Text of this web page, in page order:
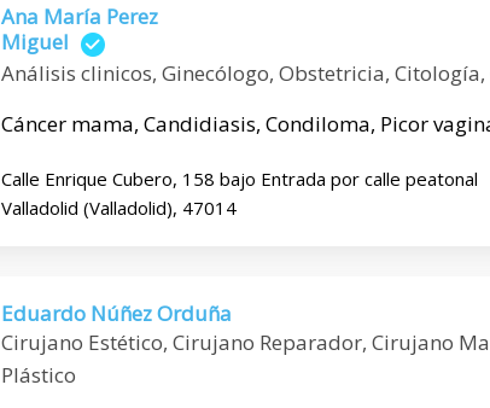
Ana María Perez
Miguel
Análisis clinicos, Ginecólogo, Obstetricia,
Cáncer mama, Candidiasis, Condiloma, Picor
Calle Enrique Cubero, 158 bajo Entrada por calle peatonal
Valladolid (Valladolid), 47014
Eduardo Núñez Orduña
Cirujano Estético, Cirujano Reparador, Cirujano
Plástico